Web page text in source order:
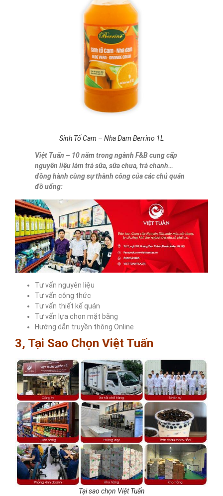
Sinh Tố Cam – Nha Đam Berrino 1L
Việt Tuấn – 10 năm trong ngành F&B cung cấp
nguyên liệu làm trà sữa, sữa chua, trà chanh…
đồng hành cùng sự thành công của các chủ quán
đồ uống:
Tư vấn nguyên liệu
Tư vấn công thức
Tư vấn thiết kế quán
Tư vấn lựa chọn mặt bằng
Hướng dẫn truyền thông Online
3, Tại Sao Chọn Việt Tuấn
Tại sao chọn Việt Tuấn